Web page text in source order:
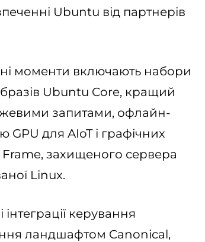
Ubuntu від партнерів
моменти включають набори
Ubuntu Core, кращий
запитами, офлайн-
GPU для AIoT і графічних
захищеного сервера
Linux.
керування
ландшафтом Canonical,